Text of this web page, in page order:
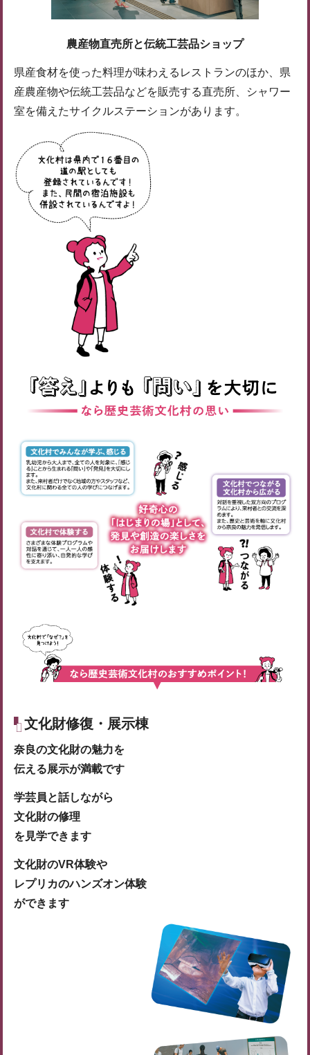
農産物直売所と伝統工芸品ショップ
県産食材を使った料理が味わえるレストランのほか、県
産農産物や伝統工芸品などを販売する直売所、シャワー
室を備えたサイクルステーションがあります。
文化財修復・展示棟
奈良の文化財の魅力を
伝える展示が満載です
学芸員と話しながら
文化財の修理
を見学できます
文化財のVR体験や
レプリカのハンズオン体験
ができます